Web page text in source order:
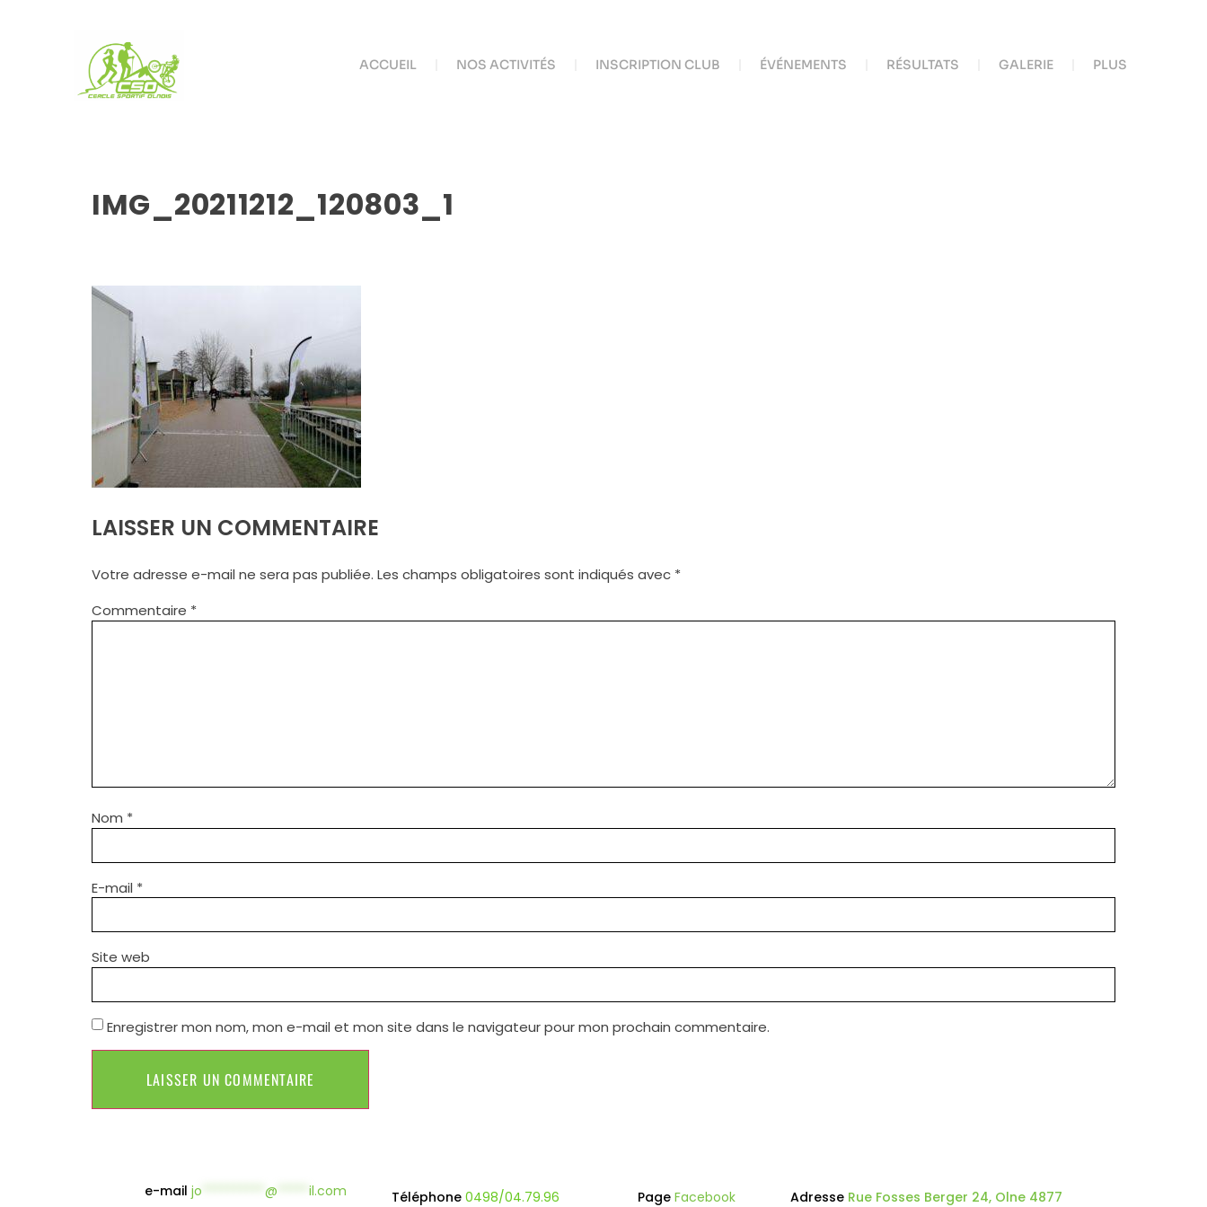
ACCUEIL NOS ACTIVITÉS INSCRIPTION CLUB ÉVÉNEMENTS RÉSULTATS GALERIE PLUS
IMG_20211212_120803_1
LAISSER UN COMMENTAIRE
Votre adresse e-mail ne sera pas publiée. Les champs obligatoires sont indiqués avec *
Commentaire *
Nom *
E-mail *
Site web
Enregistrer mon nom, mon e-mail et mon site dans le navigateur pour mon prochain commentaire.
e-mailjo **********@ *****il.com Téléphone0498/04.79.96 Page Facebook Adresse Rue Fosses Berger 24, Olne 4877